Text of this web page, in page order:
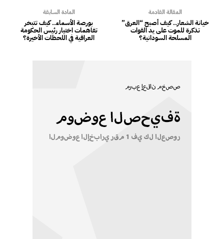
المادة السابقة
بورصة الأسماء.. كيف تتبخر
تفاهمات اختيار رئيس الحكومة
العراقية في اللحظات الأخيرة؟
المقالة القادمة
خيانة الشعار.. كيف أصبح “العرق”
تذكرة للموت على يد القوات
المسلحة السودانية؟